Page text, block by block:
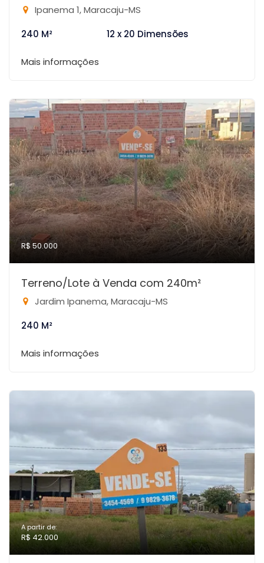
Ipanema 1, Maracaju-MS
240 M²
12 x 20 Dimensões
Mais informações
R$ 50.000
Terreno/Lote à Venda com 240m²
Jardim Ipanema, Maracaju-MS
240 M²
Mais informações
A partir de:
R$ 42.000